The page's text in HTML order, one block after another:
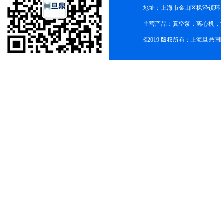
地址：上海市金山区枫泾镇
主营产品：真空泵，离心机
©2019 版权所有：上海旦鼎